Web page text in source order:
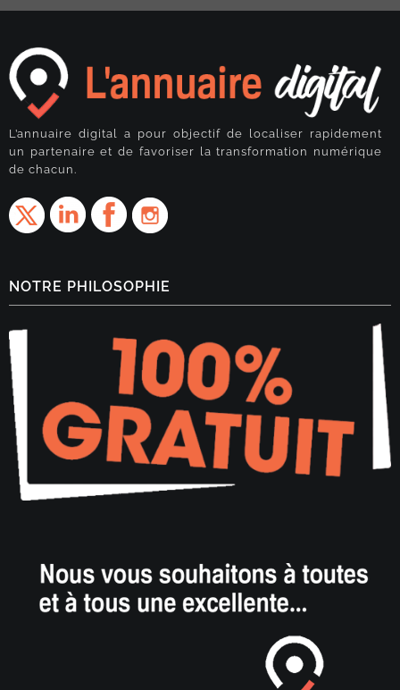
L’annuaire digital a pour objectif de localiser rapidement
un partenaire et de favoriser la transformation numérique
de chacun.
NOTRE PHILOSOPHIE